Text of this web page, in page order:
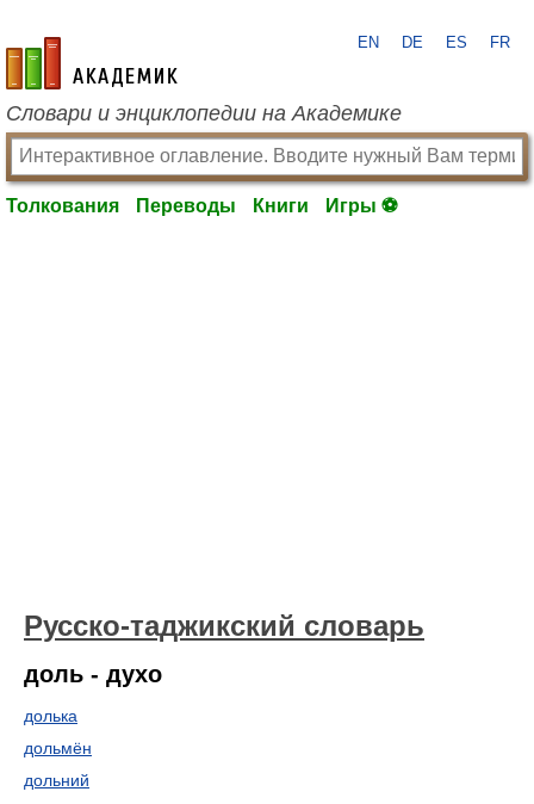
academic.ru
EN DE ES FR
Словари и энциклопедии на Академике
Толкования Переводы Книги Игры ⚽
Русско-таджикский словарь
доль - духо
долька
дольмён
дольний